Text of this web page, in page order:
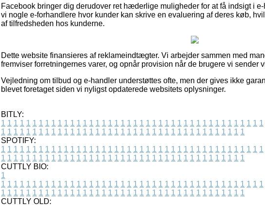
Facebook bringer dig derudover ret hæderlige muligheder for at få indsigt i
vi nogle e-forhandlere hvor kunder kan skrive en evaluering af deres køb,
af tilfredsheden hos kunderne.
Dette website finansieres af reklameindtægter. Vi arbejder sammen med
fremviser forretningernes varer, og opnår provision når de brugere vi sender
Vejledning om tilbud og e-handler understøttes ofte, men der gives ikke
blevet foretaget siden vi nyligst opdaterede websitets oplysninger.
BITLY:
1 1 1 1 1 1 1 1 1 1 1 1 1 1 1 1 1 1 1 1 1 1 1 1 1 1 1 1 1 1 1 1 1 1 1 1 1 1 1 1 1 1
1 1 1 1 1 1 1 1 1 1 1 1 1 1 1 1 1 1 1 1 1 1 1 1 1 1 1 1 1 1 1 1 1 1 1 1 1 1 1
SPOTIFY:
1 1 1 1 1 1 1 1 1 1 1 1 1 1 1 1 1 1 1 1 1 1 1 1 1 1 1 1 1 1 1 1 1 1 1 1 1 1 1 1 1 1
1 1 1 1 1 1 1 1 1 1 1 1 1 1 1 1 1 1 1 1 1 1 1 1 1 1 1 1 1 1 1 1 1 1 1 1 1 1 1
CUTTLY BIO:
1
1 1 1 1 1 1 1 1 1 1 1 1 1 1 1 1 1 1 1 1 1 1 1 1 1 1 1 1 1 1 1 1 1 1 1 1 1 1 1 1 1 1
1 1 1 1 1 1 1 1 1 1 1 1 1 1 1 1 1 1 1 1 1 1 1 1 1 1 1 1 1 1 1 1 1 1 1 1 1 1 1
CUTTLY OLD: